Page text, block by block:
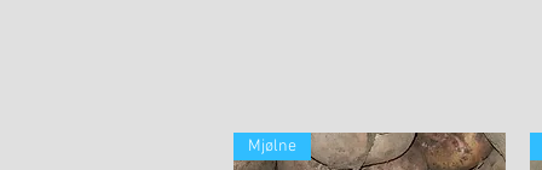
Mjølne